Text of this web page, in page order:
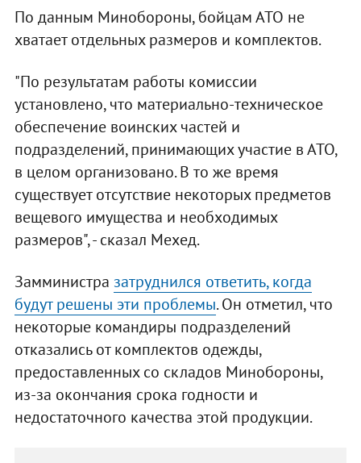
По данным Минобороны, бойцам АТО не
хватает отдельных размеров и комплектов.
"По результатам работы комиссии
установлено, что материально-техническое
обеспечение воинских частей и
подразделений, принимающих участие в АТО,
в целом организовано. В то же время
существует отсутствие некоторых предметов
вещевого имущества и необходимых
размеров", - сказал Мехед.
Замминистра затруднился ответить, когда
будут решены эти проблемы. Он отметил, что
некоторые командиры подразделений
отказались от комплектов одежды,
предоставленных со складов Минобороны,
из-за окончания срока годности и
недостаточного качества этой продукции.